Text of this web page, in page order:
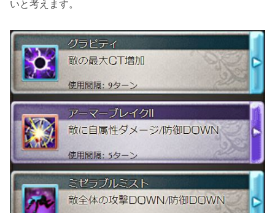
いと考えます。